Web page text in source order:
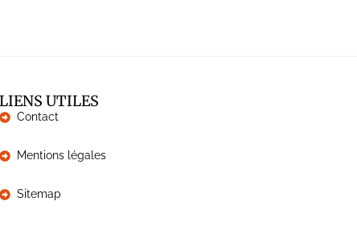
LIENS UTILES
Contact
Mentions légales
Sitemap